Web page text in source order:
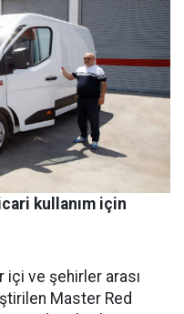
kullanım için
içi ve şehirler arası
Master Red